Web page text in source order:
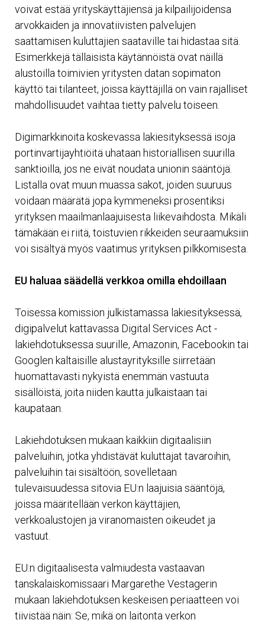
voivat estää yrityskäyttäjiensä ja kilpailijoidensa
arvokkaiden ja innovatiivisten palvelujen
saattamisen kuluttajien saataville tai hidastaa sitä.
Esimerkkejä tällaisista käytännöistä ovat näillä
alustoilla toimivien yritysten datan sopimaton
käyttö tai tilanteet, joissa käyttäjillä on vain rajalliset
mahdollisuudet vaihtaa tietty palvelu toiseen.
Digimarkkinoita koskevassa lakiesityksessä isoja
portinvartijayhtiöitä uhataan historiallisen suurilla
sanktioilla, jos ne eivät noudata unionin sääntöjä.
Listalla ovat muun muassa sakot, joiden suuruus
voidaan määrätä jopa kymmeneksi prosentiksi
yrityksen maailmanlaajuisesta liikevaihdosta. Mikäli
tämäkään ei riitä, toistuvien rikkeiden seuraamuksiin
voi sisältyä myös vaatimus yrityksen pilkkomisesta.
EU haluaa säädellä verkkoa omilla ehdoillaan
Toisessa komission julkistamassa lakiesityksessä,
digipalvelut kattavassa Digital Services Act -
lakiehdotuksessa suurille, Amazonin, Facebookin tai
Googlen kaltaisille alustayrityksille siirretään
huomattavasti nykyistä enemmän vastuuta
sisällöistä, joita niiden kautta julkaistaan tai
kaupataan.
Lakiehdotuksen mukaan kaikkiin digitaalisiin
palveluihin, jotka yhdistävät kuluttajat tavaroihin,
palveluihin tai sisältöön, sovelletaan
tulevaisuudessa sitovia EU:n laajuisia sääntöjä,
joissa määritellään verkon käyttäjien,
verkkoalustojen ja viranomaisten oikeudet ja
vastuut.
EU:n digitaalisesta valmiudesta vastaavan
tanskalaiskomissaari Margarethe Vestagerin
mukaan lakiehdotuksen keskeisen periaatteen voi
tiivistää näin: Se, mikä on laitonta verkon